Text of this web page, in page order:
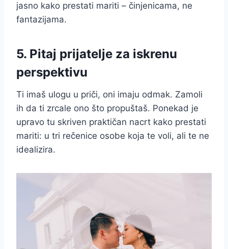
jasno kako prestati mariti – činjenicama, ne
fantazijama.
5. Pitaj prijatelje za iskrenu
perspektivu
Ti imaš ulogu u priči, oni imaju odmak. Zamoli
ih da ti zrcale ono što propuštaš. Ponekad je
upravo tu skriven praktičan nacrt kako prestati
mariti: u tri rečenice osobe koja te voli, ali te ne
idealizira.